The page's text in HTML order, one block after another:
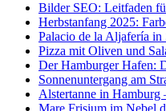
Bilder SEO: Leitfaden
Herbstanfang 2025:
Palacio de la Aljafería in
Pizza mit Oliven und
Der Hamburger Hafen:
Sonnenuntergang am
Alstertanne in Hamburg